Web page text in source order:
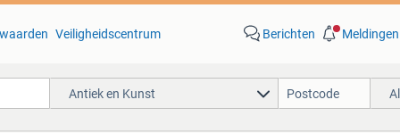
Veiligheidscentrum Berichten Meldingen
Antiek en Kunst